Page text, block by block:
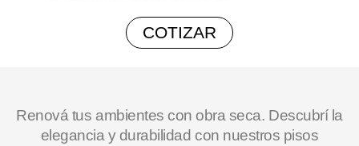
COTIZAR
Renová tus ambientes con obra seca. Descubrí la
elegancia y durabilidad con nuestros pisos